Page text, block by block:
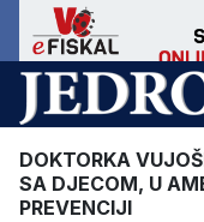
DOKTORKA
SA DJECOM, U
PREVENCIJI